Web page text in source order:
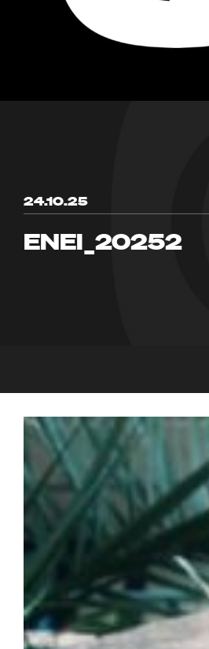
24.10.25
ENEI_20252